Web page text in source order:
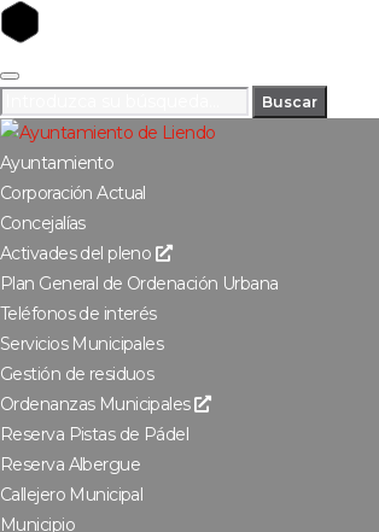
Buscar
Ayuntamiento
Corporación Actual
Concejalías
Activades del pleno
Plan General de Ordenación Urbana
Teléfonos de interés
Servicios Municipales
Gestión de residuos
Ordenanzas Municipales
Reserva Pistas de Pádel
Reserva Albergue
Callejero Municipal
Municipio